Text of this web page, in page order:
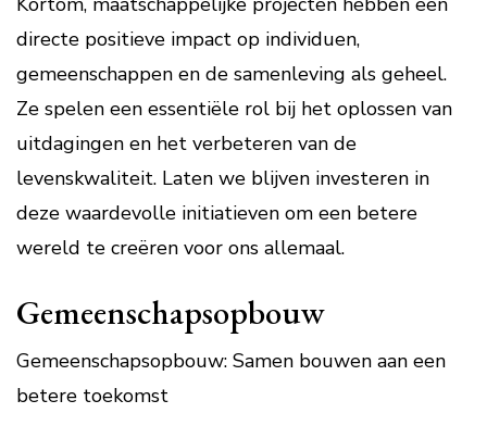
directe positieve impact op individuen,
gemeenschappen en de samenleving als geheel.
Ze spelen een essentiële rol bij het oplossen van
uitdagingen en het verbeteren van de
levenskwaliteit. Laten we blijven investeren in
deze waardevolle initiatieven om een betere
wereld te creëren voor ons allemaal.
Gemeenschapsopbouw
Gemeenschapsopbouw: Samen bouwen aan een
betere toekomst